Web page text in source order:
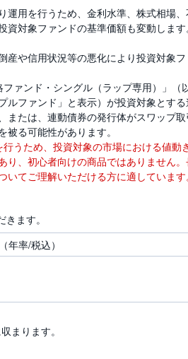
用を行うため、金利水準、株式相場
対象ファンドの基準価額も変動しま
や信用状況等の悪化により投資対象
ァンド・シングル（ラップ専用）」
ルファンド」と表示）が投資対象とす
たは、連動債券の発行体がスワップ
る可能性があります。
うため、投資対象の市場における値
、初心者向けの商品ではありません
てご理解いただける方に適しています。
ます。
率/税込）
まります。